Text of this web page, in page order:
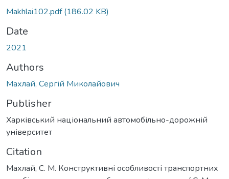
Makhlai102.pdf(186.02 KB)
Date
2021
Authors
Махлай, Сергій Миколайович
Publisher
Харківський національний автомобільно-дорожній
університет
Citation
Махлай, С. М. Конструктивні особливості транспортних